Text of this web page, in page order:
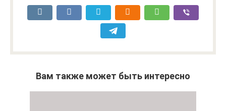
Вам также может быть интересно